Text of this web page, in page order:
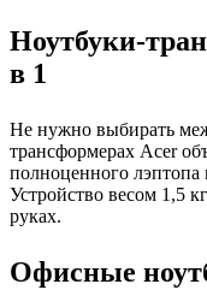
Ноутбуки-
в 1
Не нужно выбирать
трансформерах Acer
полноценного лэптопа
Устройство весом 1,5
руках.
Офисные